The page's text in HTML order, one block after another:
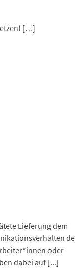
[…]
Lieferung dem
oder
dabei auf [...]